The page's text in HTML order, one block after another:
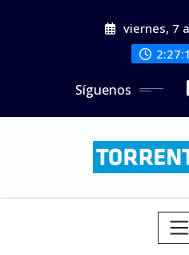
viernes, 7
Síguenos